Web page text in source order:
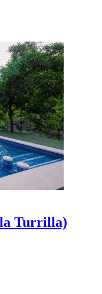
Turrilla)